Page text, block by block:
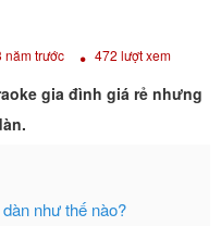
năm trước 472 lượt xem
gia đình giá rẻ nhưng
như thế nào?